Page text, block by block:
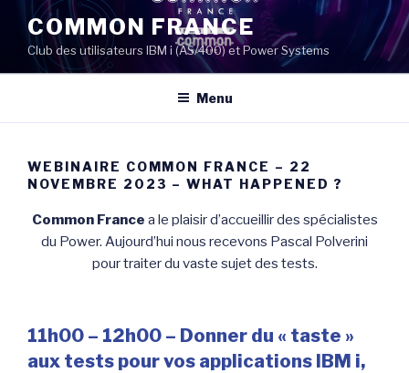
contenu
principal
COMMON FRANCE
Club des utilisateurs IBM i (AS/400) et Power Systems
Menu
WEBINAIRE COMMON FRANCE – 22
NOVEMBRE 2023 – WHAT HAPPENED ?
Common France a le plaisir d’accueillir des spécialistes
du Power. Aujourd’hui nous recevons Pascal Polverini
pour traiter du vaste sujet des tests.
11h00 – 12h00 – Donner du « taste »
aux tests pour vos applications IBM i,